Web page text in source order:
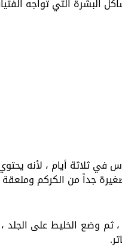
في ثلاثة أيام ، لأنه
جداً من الكركم وملعقة
ثم وضع الخليط على